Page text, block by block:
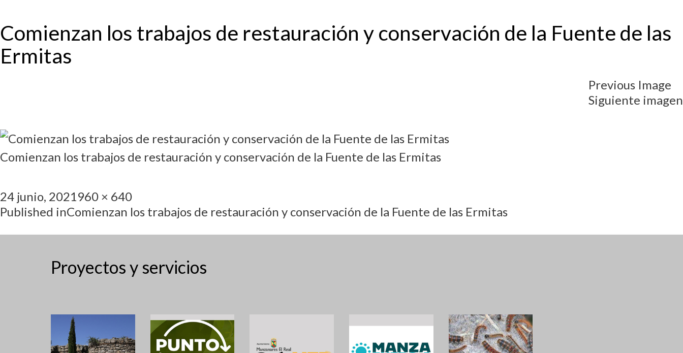
Comienzan los trabajos de restauración y conservación de la Fuente de las
Ermitas
Previous Image
Siguiente imagen
Comienzan los trabajos de restauración y conservación de la Fuente de las Ermitas
24 junio, 2021960 × 640
Published inComienzan los trabajos de restauración y conservación de la Fuente de las Ermitas
Proyectos y servicios